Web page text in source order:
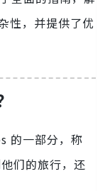
性，并提供了优
的一部分，称
们的旅行，还